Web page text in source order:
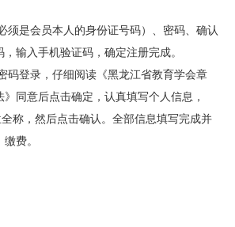
是会员本人的身份证号码）、密码、确认
输入手机验证码，确定注册完成。
登录，仔细阅读《黑龙江省教育学会章
同意后点击确定，认真填写个人信息，
称，然后点击确认。全部信息填写完成并
费。